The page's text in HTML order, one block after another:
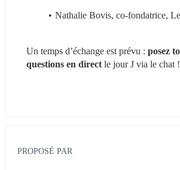
Nathalie Bovis, co-fondatrice,
Un temps d’échange est prévu : posez
questions en direct le jour J via le chat !
PROPOSÉ PAR